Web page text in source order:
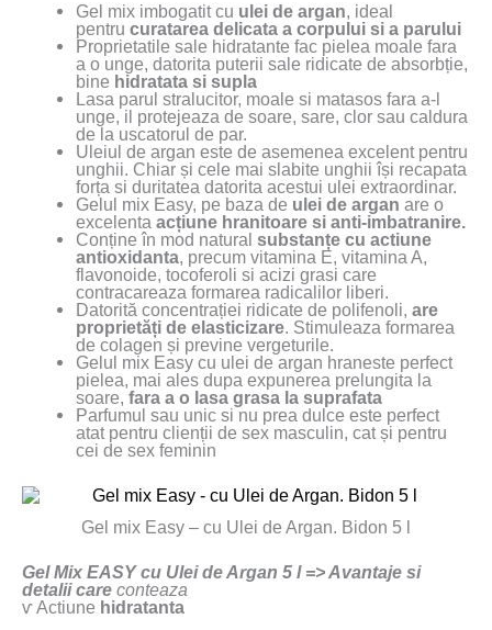
Gel mix imbogatit cu ulei de argan, ideal
pentrucuratarea delicata a corpului si a parului
Proprietatile sale hidratante fac pielea moale fara
a o unge, datorita puterii sale ridicate de absorbție,
bine hidratata si supla
Lasa parul stralucitor, moale si matasos fara a-l
unge, il protejeaza de soare, sare, clor sau caldura
de la uscatorul de par.
Uleiul de argan este de asemenea excelent pentru
unghii. Chiar și cele mai slabite unghii își recapata
forța si duritatea datorita acestui ulei extraordinar.
Gelul mix Easy, pe baza de ulei de argan are o
excelentaacțiune hranitoare si anti-imbatranire.
Conține în mod naturalsubstanțe cu actiune
antioxidanta, precum vitamina E, vitamina A,
flavonoide, tocoferoli si acizi grasi care
contracareaza formarea radicalilor liberi.
Datorită concentrației ridicate de polifenoli,are
proprietăți de elasticizare. Stimuleaza formarea
de colagen și previne vergeturile.
Gelul mix Easy cu ulei de argan hraneste perfect
pielea, mai ales dupa expunerea prelungita la
soare,fara a o lasa grasa la suprafata
Parfumul sau unic si nu prea dulce este perfect
atat pentru clienții de sex masculin, cat și pentru
cei de sex feminin
Gel mix Easy – cu Ulei de Argan. Bidon 5 l
Gel Mix EASY cu Ulei de Argan 5 l => Avantaje si
detalii care conteaza
ⱱ Actiune hidratanta